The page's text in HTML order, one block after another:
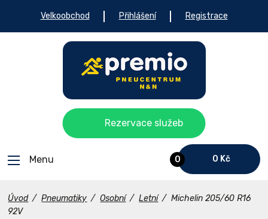
Velkoobchod Přihlášení Registrace
0 0 Kč
Menu
Rezervace služeb
Úvod / Pneumatiky / Osobní / Letní / Michelin 205/60 R16
92V